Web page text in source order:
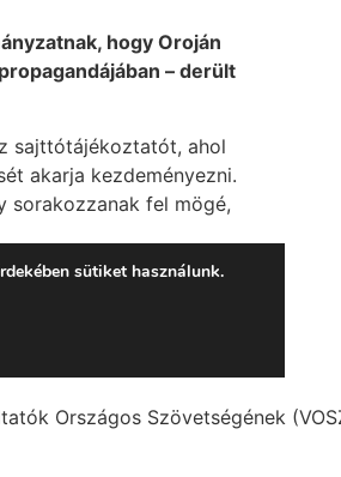
Országos Szövetségének